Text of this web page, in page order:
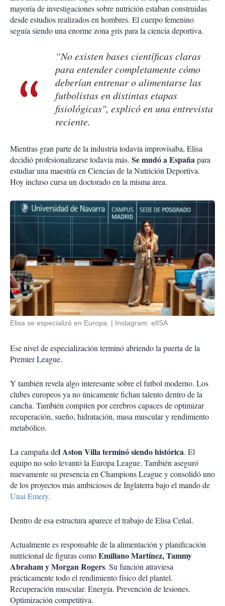
mayoría de investigaciones sobre nutrición estaban construidas
desde estudios realizados en hombres. El cuerpo femenino
seguía siendo una enorme zona gris para la ciencia deportiva.
“No existen bases científicas claras
para entender completamente cómo
deberían entrenar o alimentarse las
futbolistas en distintas etapas
fisiológicas", explicó en una entrevista
reciente.
Mientras gran parte de la industria todavía improvisaba, Elisa
decidió profesionalizarse todavía más. Se mudó a Españapara
estudiar una maestría en Ciencias de la Nutrición Deportiva.
Hoy incluso cursa un doctorado en la misma área.
Elisa se especializó en Europa. Instagram: elISA
Ese nivel de especialización terminó abriendo la puerta de la
Premier League.
Y también revela algo interesante sobre el futbol moderno. Los
clubes europeos ya no únicamente fichan talento dentro de la
cancha. También compiten por cerebros capaces de optimizar
recuperación, sueño, hidratación, masa muscular y rendimiento
metabólico.
La campaña del Aston Villa terminó siendo histórica. El
equipo no solo levantó la Europa League. También aseguró
nuevamente su presencia en Champions League y consolidó uno
de los proyectos más ambiciosos de Inglaterra bajo el mando de
Unai Emery.
Dentro de esa estructura aparece el trabajo de Elisa Ceñal.
Actualmente es responsable de la alimentación y planificación
nutricional de figuras comoEmiliano Martínez,Tammy
AbrahamyMorgan Rogers. Su función atraviesa
prácticamente todo el rendimiento físico del plantel.
Recuperación muscular. Energía. Prevención de lesiones.
Optimización competitiva.